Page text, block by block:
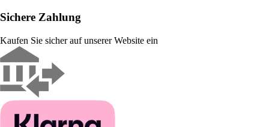
Sichere Zahlung
Kaufen Sie sicher auf unserer Website ein